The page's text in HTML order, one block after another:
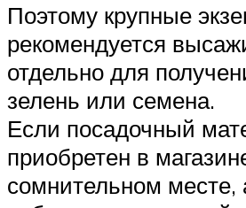
Поэтому крупные
рекомендуется
отдельно для
зелень или семена.
Если посадочный
приобретен в
сомнительном месте,